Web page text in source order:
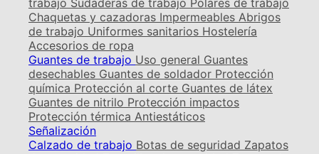
trabajo Sudaderas de trabajo Polares de trabajo
Chaquetas y cazadoras Impermeables Abrigos
de trabajo Uniformes sanitarios Hostelería
Accesorios de ropa
Guantes de trabajo Uso general Guantes
desechables Guantes de soldador Protección
química Protección al corte Guantes de látex
Guantes de nitrilo Protección impactos
Protección térmica Antiestáticos
Señalización
Calzado de trabajo Botas de seguridad Zapatos